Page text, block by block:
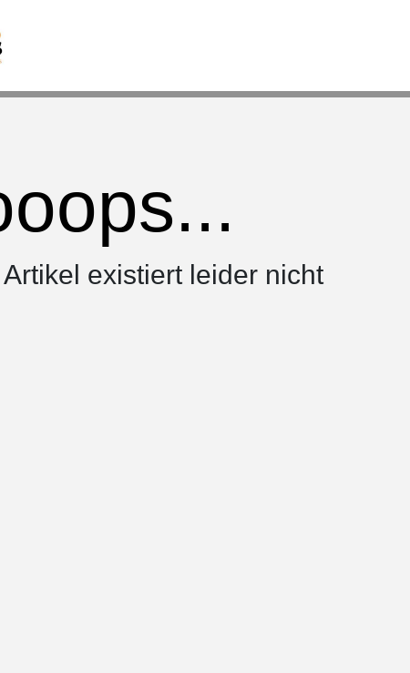
existiert leider nicht